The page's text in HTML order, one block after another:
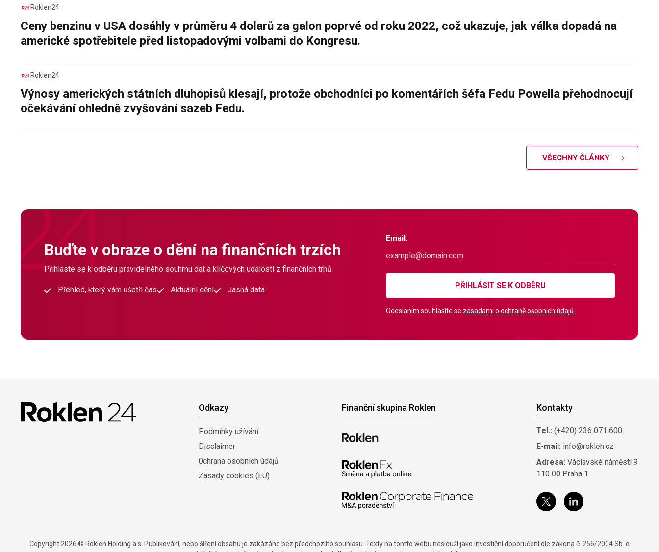
Roklen24
Ceny benzinu v USA dosáhly v průměru 4 dolarů za galon poprvé od roku 2022, což ukazuje, jak válka dopadá na
americké spotřebitele před listopadovými volbami do Kongresu.
Roklen24
Výnosy amerických státních dluhopisů klesají, protože obchodníci po komentářích šéfa Fedu Powella přehodnocují
očekávání ohledně zvyšování sazeb Fedu.
VŠECHNY ČLÁNKY
Buďte v obraze o dění na finančních trzích
Přihlaste se k odběru pravidelného souhrnu dat a klíčových událostí z finančních trhů.
Přehled, který vám ušetří čas Aktuální dění Jasná data
Email:
PŘIHLÁSIT SE K ODBĚRU
Odesláním souhlasíte se zásadami o ochraně osobních údajů.
Odkazy
Podmínky užívání
Disclaimer
0chrana osobních údajů
Zásady cookies (EU)
Finanční skupina Roklen Kontakty
Tel.: (+420) 236 071 600
E-mail: info@roklen.cz
Adresa: Václavské náměstí 9
110 00 Praha 1
Copyright 2026 © Roklen Holding a.s. Publikování, nebo šíření obsahu je zakázáno bez předchozího souhlasu. Texty na tomto webu neslouží jako investiční doporučení dle zákona č. 256/2004 Sb. o